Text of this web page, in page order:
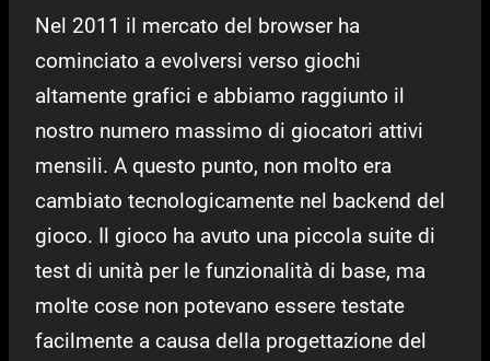
Nel 2011 il mercato del browser ha
cominciato a evolversi verso giochi
altamente grafici e abbiamo raggiunto il
nostro numero massimo di giocatori attivi
mensili. A questo punto, non molto era
cambiato tecnologicamente nel backend del
gioco. Il gioco ha avuto una piccola suite di
test di unità per le funzionalità di base, ma
molte cose non potevano essere testate
facilmente a causa della progettazione del